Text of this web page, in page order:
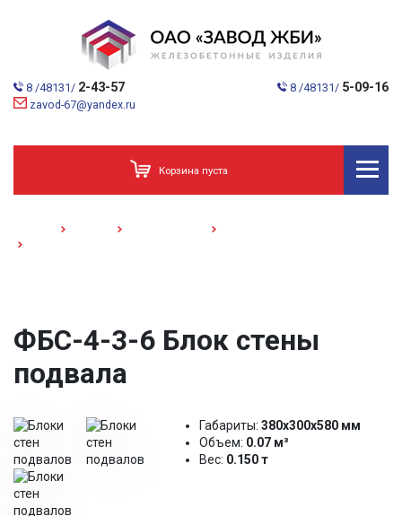
8 /48131/ 2-43-57 8 /48131/ 5-09-16
zavod-67@yandex.ru
Корзина пуста
ФБС-4-3-6 Блок стены
подвала
Габариты: 380х300х580 мм
Объем: 0.07 м³
Вес: 0.150 т